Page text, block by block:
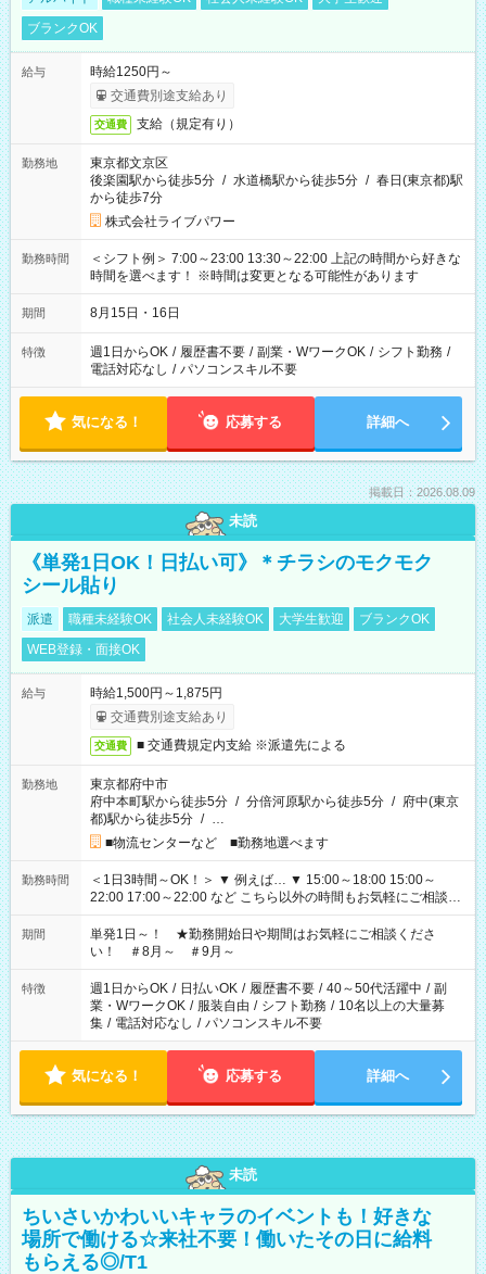
ブランクOK
給与
時給1250円～
交通費別途支給あり
交通費 支給（規定有り）
勤務地
東京都文京区
後楽園駅から徒歩5分 / 水道橋駅から徒歩5分 / 春日(東京都)駅
から徒歩7分
株式会社ライブパワー
勤務時間
＜シフト例＞ 7:00～23:00 13:30～22:00 上記の時間から好きな
時間を選べます！ ※時間は変更となる可能性があります
期間 8月15日・16日
特徴 週1日からOK / 履歴書不要 / 副業・WワークOK / シフト勤務 /
電話対応なし / パソコンスキル不要
気になる！ 応募する 詳細へ
掲載日：2026.08.09
未読
《単発1日OK！日払い可》＊チラシのモクモク
シール貼り
派遣 職種未経験OK 社会人未経験OK 大学生歓迎
ブランクOK
WEB登録・面接OK
給与
時給1,500円～1,875円
交通費別途支給あり
交通費 ■ 交通費規定内支給 ※派遣先による
勤務地
東京都府中市
府中本町駅から徒歩5分 / 分倍河原駅から徒歩5分 / 府中(東京
都)駅から徒歩5分 / …
■物流センターなど ■勤務地選べます
勤務時間
＜1日3時間～OK！＞ ▼ 例えば… ▼ 15:00～18:00 15:00～
22:00 17:00～22:00 など こちら以外の時間もお気軽にご相談く
ださい！
期間
単発1日～！ ★勤務開始日や期間はお気軽にご相談くださ
い！ ＃8月～ ＃9月～
特徴 週1日からOK / 日払いOK / 履歴書不要 / 40～50代活躍中 / 副
業・WワークOK / 服装自由 / シフト勤務 / 10名以上の大量募
集 / 電話対応なし / パソコンスキル不要
気になる！ 応募する 詳細へ
未読
ちいさいかわいいキャラのイベントも！好きな
場所で働ける☆来社不要！働いたその日に給料
もらえる◎/T1